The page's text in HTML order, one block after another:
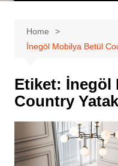
Home
İnegöl Mobilya Betül
Etiket: İnegöl
Country Yatak